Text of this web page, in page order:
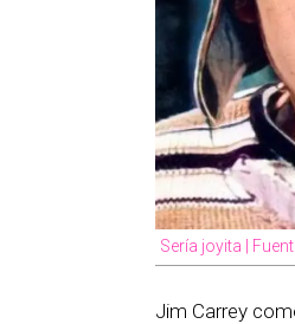
Sería joyita |
Jim Carrey